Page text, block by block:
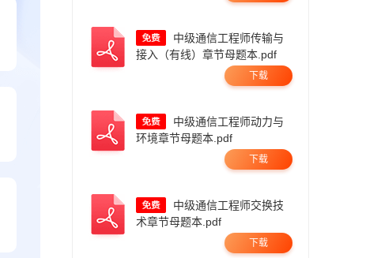
接入（有线）章节母题本.pdf
下载
环境章节母题本.pdf
下载
术章节母题本.pdf
下载